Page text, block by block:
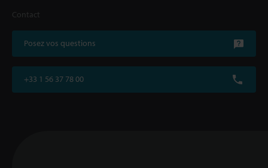
Contact
Posez vos questions
+33 1 56 37 78 00